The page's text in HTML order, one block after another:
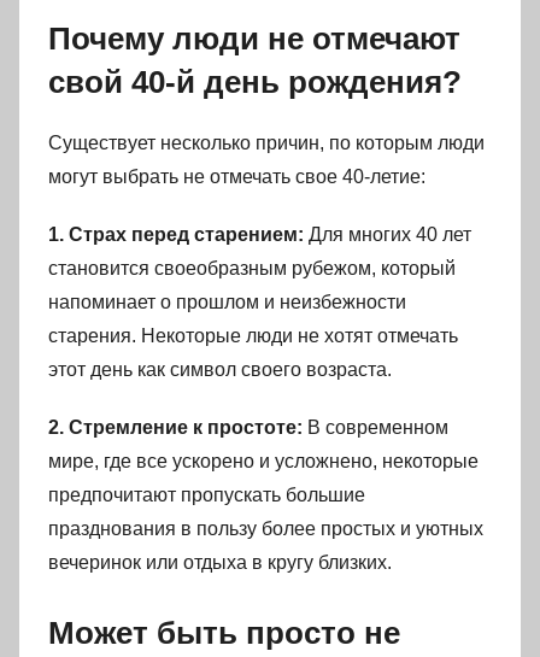
Почему люди не отмечают
свой 40-й день рождения?
Существует несколько причин, по которым люди
могут выбрать не отмечать свое 40-летие:
1. Страх перед старением: Для многих 40 лет
становится своеобразным рубежом, который
напоминает о прошлом и неизбежности
старения. Некоторые люди не хотят отмечать
этот день как символ своего возраста.
2. Стремление к простоте: В современном
мире, где все ускорено и усложнено, некоторые
предпочитают пропускать большие
празднования в пользу более простых и уютных
вечеринок или отдыха в кругу близких.
Может быть просто не